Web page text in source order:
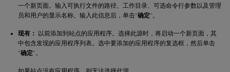
一个新页面。输入可执行文件的路径、工作目录、可选命令行参数以及管理
员和用户的显示名称。输入此信息后，单击“确定”。
现有：
以前添加到站点的应用程序。选择此源时，将启动一个新页面，其
中包含发现的应用程序列表。选中要添加的应用程序的复选框，然后单击
“确定”。